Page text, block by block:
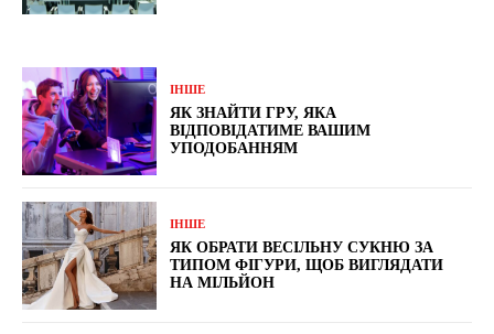
ІНШЕ
ЯК ЗНАЙТИ ГРУ, ЯКА
ВІДПОВІДАТИМЕ ВАШИМ
УПОДОБАННЯМ
ІНШЕ
ЯК ОБРАТИ ВЕСІЛЬНУ СУКНЮ ЗА
ТИПОМ ФІГУРИ, ЩОБ ВИГЛЯДАТИ
НА МІЛЬЙОН